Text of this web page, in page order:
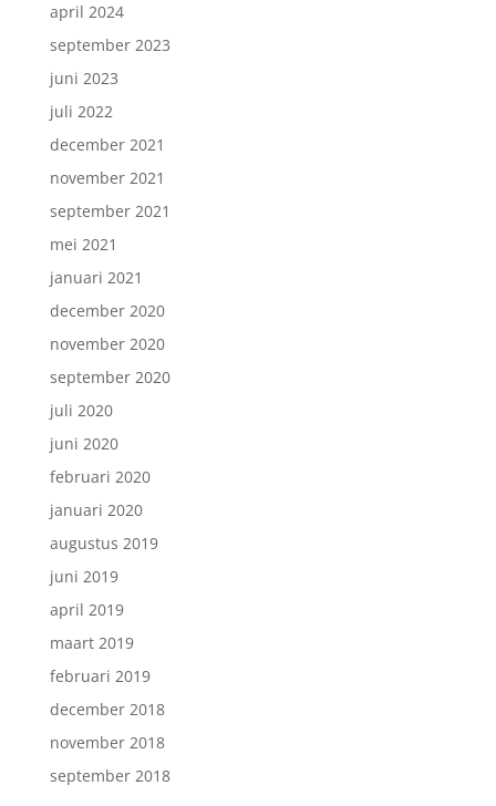
april 2024
september 2023
juni 2023
juli 2022
december 2021
november 2021
september 2021
mei 2021
januari 2021
december 2020
november 2020
september 2020
juli 2020
juni 2020
februari 2020
januari 2020
augustus 2019
juni 2019
april 2019
maart 2019
februari 2019
december 2018
november 2018
september 2018